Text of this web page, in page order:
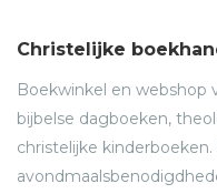
Christelijke
Boekwinkel en webshop
bijbelse dagboeken,
christelijke